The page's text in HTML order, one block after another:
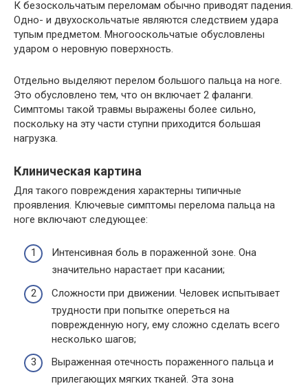
К безоскольчатым переломам обычно приводят падения.
Одно- и двухоскольчатые являются следствием удара
тупым предметом. Многооскольчатые обусловлены
ударом о неровную поверхность.
Отдельно выделяют перелом большого пальца на ноге.
Это обусловлено тем, что он включает 2 фаланги.
Симптомы такой травмы выражены более сильно,
поскольку на эту части ступни приходится большая
нагрузка.
Клиническая картина
Для такого повреждения характерны типичные
проявления. Ключевые симптомы перелома пальца на
ноге включают следующее:
Интенсивная боль в пораженной зоне. Она
значительно нарастает при касании;
Сложности при движении. Человек испытывает
трудности при попытке опереться на
поврежденную ногу, ему сложно сделать всего
несколько шагов;
Выраженная отечность пораженного пальца и
прилегающих мягких тканей. Эта зона